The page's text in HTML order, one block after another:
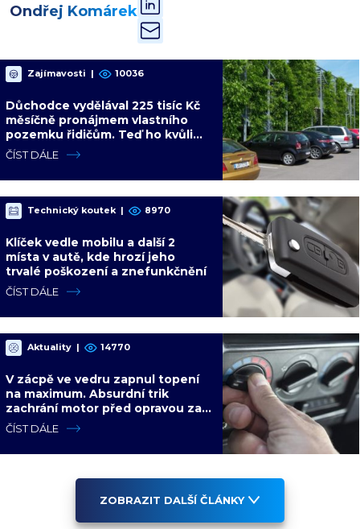
Ondřej Komárek
Zajímavosti | 10036
Důchodce vydělával 225 tisíc Kč
měsíčně pronájmem vlastního
pozemku řidičům. Teď ho kvůli
tomu čeká soud
ČÍST DÁLE
Technický koutek | 8970
Klíček vedle mobilu a další 2
místa v autě, kde hrozí jeho
trvalé poškození a znefunkčnění
ČÍST DÁLE
Aktuality | 14770
V zácpě ve vedru zapnul topení
na maximum. Absurdní trik
zachrání motor před opravou za
desítky tisíc
ČÍST DÁLE
ZOBRAZIT DALŠÍ ČLÁNKY